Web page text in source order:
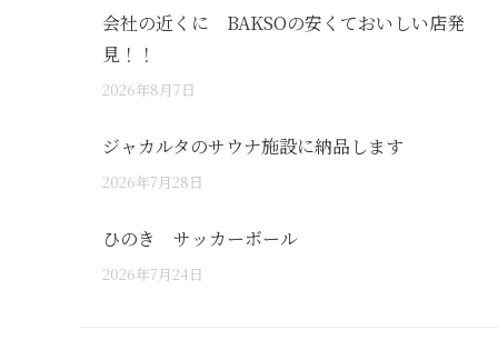
会社の近くに BAKSOの安くておいしい店発
見！！
2026年8月7日
ジャカルタのサウナ施設に納品します
2026年7月28日
ひのき サッカーボール
2026年7月24日